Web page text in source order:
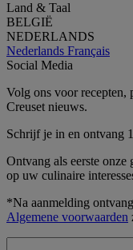
Land & Taal
BELGIË
NEDERLANDS
Nederlands Français
Social Media
Volg ons voor recepten,
Creuset nieuws.
Schrijf je in en ontvang
Ontvang als eerste onze
op uw culinaire
*Na aanmelding
Algemene voorwaarden